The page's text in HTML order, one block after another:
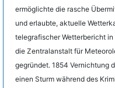
ermöglichte die rasche
und erlaubte, aktuelle
telegrafischer Wetterbericht
die Zentralanstalt für
gegründet. 1854 Vernichtung
einen Sturm während des